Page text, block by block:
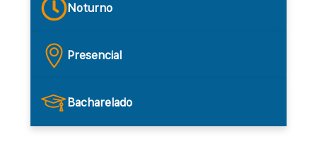
Noturno
Presencial
Bacharelado